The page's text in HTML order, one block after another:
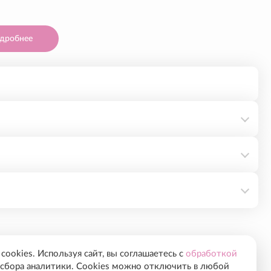
Используя сайт, вы соглашаетесь с обработкой
аналитики. Cookies можно отключить в любой